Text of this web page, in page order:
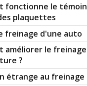
fonctionne le témoin
plaquettes
freinage d'une auto
améliorer le freinage
?
étrange au freinage